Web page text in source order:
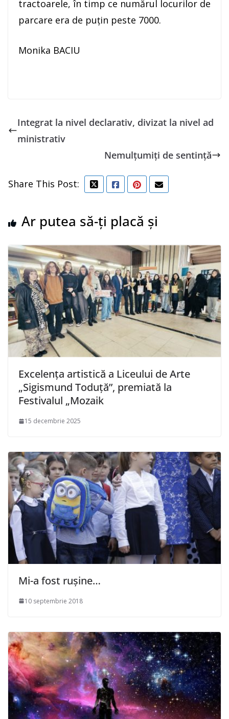
tractoarele, în timp ce numărul locurilor de
parcare era de puțin peste 7000.
Monika BACIU
Integrat la nivel declarativ, divizat la nivel ad
ministrativ
Nemulțumiți de sentință
Share This Post:
Ar putea să-ți placă și
Excelența artistică a Liceului de Arte
„Sigismund Toduță”, premiată la
Festivalul „Mozaik
15 decembrie 2025
Mi-a fost rușine…
10 septembrie 2018